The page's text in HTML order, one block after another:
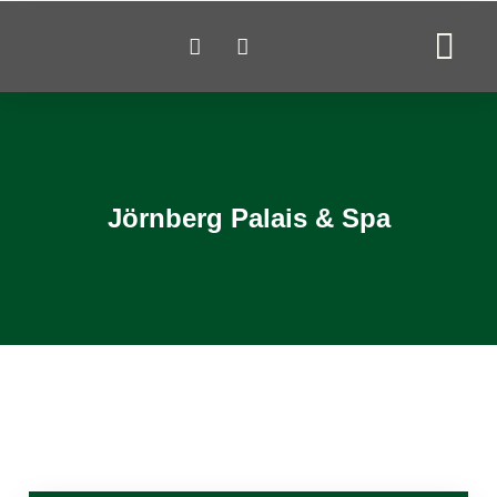
Jörnberg Palais & Spa